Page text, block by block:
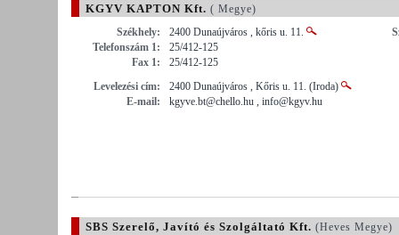
KGYV KAPTON Kft. ( Megye)
Székhely:
2400 Dunaújváros , kőris u. 11.
Telefonszám 1:
25/412-125
Fax 1:
25/412-125
Levelezési cím:
2400 Dunaújváros , Kőris u. 11. (Iroda)
E-mail:
kgyve.bt@chello.hu , info@kgyv.hu
SBS Szerelő, Javító és Szolgáltató Kft. (Heves Megye)